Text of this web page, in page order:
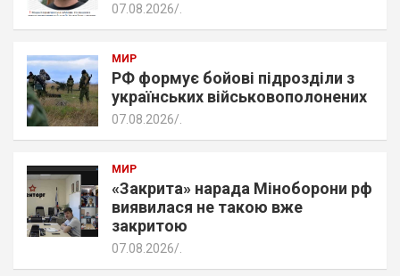
07.08.2026
МИР
РФ формує бойові підрозділи з
українських військовополонених
07.08.2026
МИР
«Закрита» нарада Міноборони рф
виявилася не такою вже
закритою
07.08.2026